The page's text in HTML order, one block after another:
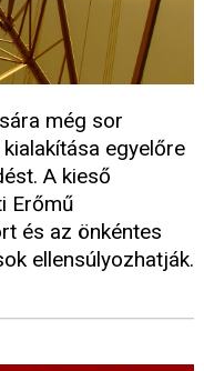
még sor
egyelőre
A kieső
Erőmű
és az önkéntes
ellensúlyozhatják.